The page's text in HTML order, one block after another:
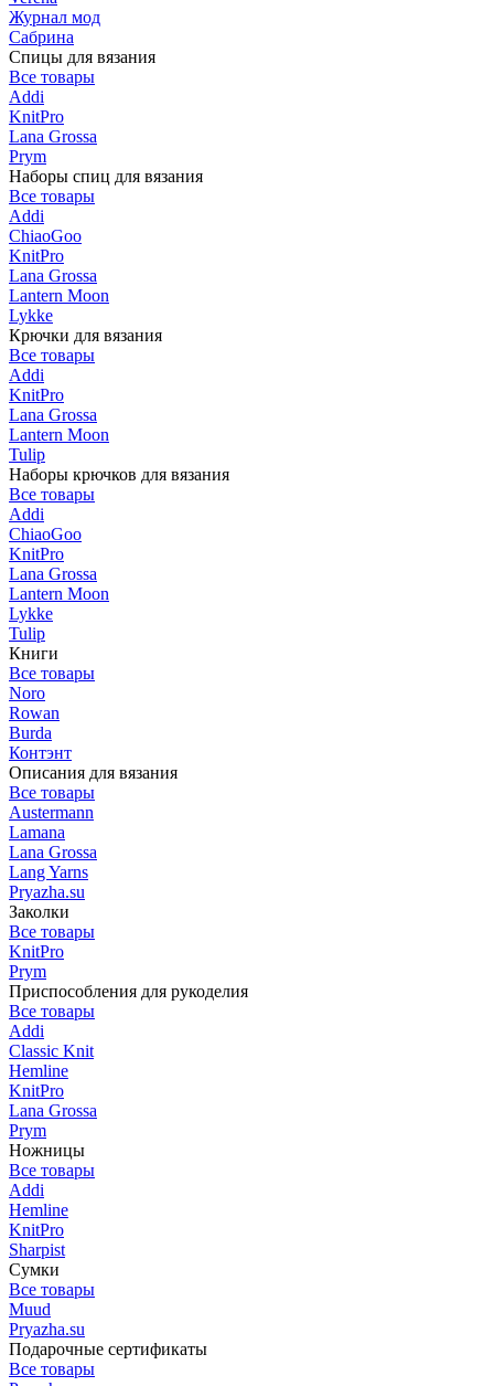
Журнал мод
Сабрина
Спицы для вязания
Все товары
Addi
KnitPro
Lana Grossa
Prym
Наборы спиц для вязания
Все товары
Addi
ChiaoGoo
KnitPro
Lana Grossa
Lantern Moon
Lykke
Крючки для вязания
Все товары
Addi
KnitPro
Lana Grossa
Lantern Moon
Tulip
Наборы крючков для вязания
Все товары
Addi
ChiaoGoo
KnitPro
Lana Grossa
Lantern Moon
Lykke
Tulip
Книги
Все товары
Noro
Rowan
Burda
Контэнт
Описания для вязания
Все товары
Austermann
Lamana
Lana Grossa
Lang Yarns
Pryazha.su
Заколки
Все товары
KnitPro
Prym
Приспособления для рукоделия
Все товары
Addi
Classic Knit
Hemline
KnitPro
Lana Grossa
Prym
Ножницы
Все товары
Addi
Hemline
KnitPro
Sharpist
Сумки
Все товары
Muud
Pryazha.su
Подарочные сертификаты
Все товары